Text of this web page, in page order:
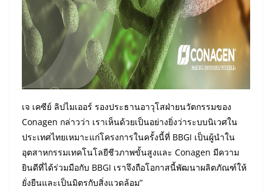
เจ เคซีย์ ลิปไมเออร์ รองประธานอาวุโสฝ่ายนวัตกรรมของ
Conagen กล่าวว่า เราเห็นด้วยเป็นอย่างยิ่งว่าระบบนิเวศใน
ประเทศไทยเหมาะแก่โครงการในครั้งนี้ที่ BBGI เป็นผู้นำใน
อุตสาหกรรมเทคโนโลยีชีวภาพขั้นสูงและ Conagen มีความ
ยินดีที่ได้ร่วมมือกับ BBGI เราจึงถือโอกาสนี้พัฒนาผลิตภัณฑ์ให้
ยั่งยืนและเป็นมิตรกับสิ่งแวดล้อม”